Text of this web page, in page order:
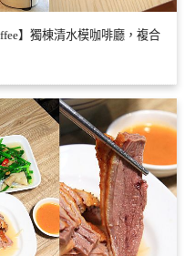
】獨棟清水模咖啡廳，複合